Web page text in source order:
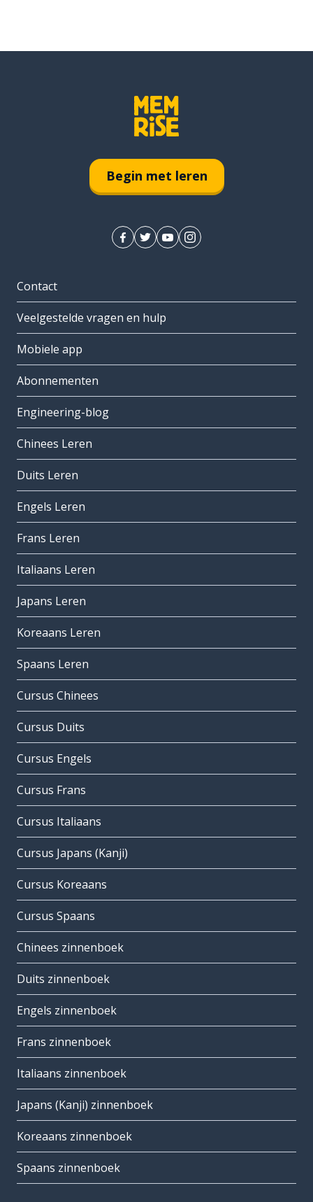
Begin met leren
Contact
Veelgestelde vragen en hulp
Mobiele app
Abonnementen
Engineering-blog
Chinees Leren
Duits Leren
Engels Leren
Frans Leren
Italiaans Leren
Japans Leren
Koreaans Leren
Spaans Leren
Cursus Chinees
Cursus Duits
Cursus Engels
Cursus Frans
Cursus Italiaans
Cursus Japans (Kanji)
Cursus Koreaans
Cursus Spaans
Chinees zinnenboek
Duits zinnenboek
Engels zinnenboek
Frans zinnenboek
Italiaans zinnenboek
Japans (Kanji) zinnenboek
Koreaans zinnenboek
Spaans zinnenboek